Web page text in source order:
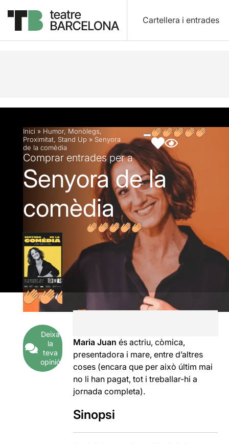
Cartellera i entrades
Descripció Fitxa artística Fotos i vídeos
Inici » Humor, Monòlegs,
Proximitat, Stand Up » Senyora
de la comèdia
Comprar entrades per a
Senyora de la
comèdia
Deixa
la
teva
opinió
Maria Juan és actriu, còmica,
presentadora i mare, entre d’altres
coses (encara que per això últim mai
no li han pagat, tot i treballar-hi a
jornada completa).
Sinopsi